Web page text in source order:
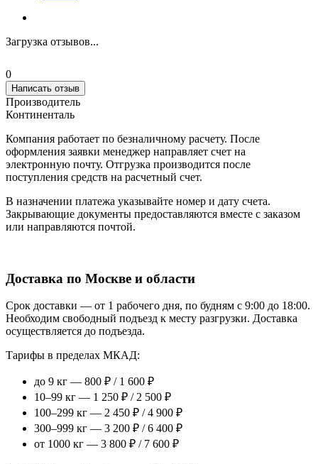
Загрузка отзывов...
0
Написать отзыв
Производитель
Континенталь
Компания работает по безналичному расчету. После
оформления заявки менеджер направляет счет на
электронную почту. Отгрузка производится после
поступления средств на расчетный счет.
В назначении платежа указывайте номер и дату счета.
Закрывающие документы предоставляются вместе с заказом
или направляются почтой.
Доставка по Москве и области
Срок доставки — от 1 рабочего дня, по будням с 9:00 до 18:00.
Необходим свободный подъезд к месту разгрузки. Доставка
осуществляется до подъезда.
Тарифы в пределах МКАД:
до 9 кг — 800 ₽ / 1 600 ₽
10–99 кг — 1 250 ₽ / 2 500 ₽
100–299 кг — 2 450 ₽ / 4 900 ₽
300–999 кг — 3 200 ₽ / 6 400 ₽
от 1000 кг — 3 800 ₽ / 7 600 ₽